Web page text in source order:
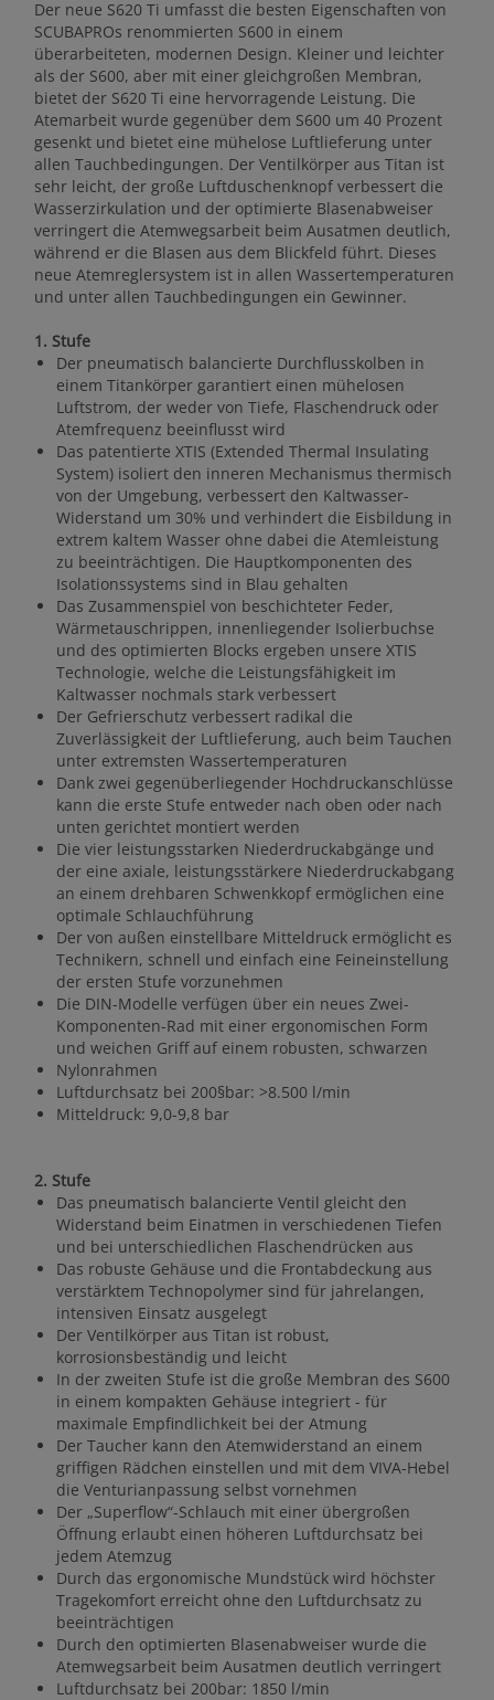
Der neue S620 Ti umfasst die besten Eigenschaften von
SCUBAPROs renommierten S600 in einem
überarbeiteten, modernen Design. Kleiner und leichter
als der S600, aber mit einer gleichgroßen Membran,
bietet der S620 Ti eine hervorragende Leistung. Die
Atemarbeit wurde gegenüber dem S600 um 40 Prozent
gesenkt und bietet eine mühelose Luftlieferung unter
allen Tauchbedingungen. Der Ventilkörper aus Titan ist
sehr leicht, der große Luftduschenknopf verbessert die
Wasserzirkulation und der optimierte Blasenabweiser
verringert die Atemwegsarbeit beim Ausatmen deutlich,
während er die Blasen aus dem Blickfeld führt. Dieses
neue Atemreglersystem ist in allen Wassertemperaturen
und unter allen Tauchbedingungen ein Gewinner.
1. Stufe
Der pneumatisch balancierte Durchflusskolben in
einem Titankörper garantiert einen mühelosen
Luftstrom, der weder von Tiefe, Flaschendruck oder
Atemfrequenz beeinflusst wird
Das patentierte XTIS (Extended Thermal Insulating
System) isoliert den inneren Mechanismus thermisch
von der Umgebung, verbessert den Kaltwasser-
Widerstand um 30% und verhindert die Eisbildung in
extrem kaltem Wasser ohne dabei die Atemleistung
zu beeinträchtigen. Die Hauptkomponenten des
Isolationssystems sind in Blau gehalten
Das Zusammenspiel von beschichteter Feder,
Wärmetauschrippen, innenliegender Isolierbuchse
und des optimierten Blocks ergeben unsere XTIS
Technologie, welche die Leistungsfähigkeit im
Kaltwasser nochmals stark verbessert
Der Gefrierschutz verbessert radikal die
Zuverlässigkeit der Luftlieferung, auch beim Tauchen
unter extremsten Wassertemperaturen
Dank zwei gegenüberliegender Hochdruckanschlüsse
kann die erste Stufe entweder nach oben oder nach
unten gerichtet montiert werden
Die vier leistungsstarken Niederdruckabgänge und
der eine axiale, leistungsstärkere Niederdruckabgang
an einem drehbaren Schwenkkopf ermöglichen eine
optimale Schlauchführung
Der von außen einstellbare Mitteldruck ermöglicht es
Technikern, schnell und einfach eine Feineinstellung
der ersten Stufe vorzunehmen
Die DIN-Modelle verfügen über ein neues Zwei-
Komponenten-Rad mit einer ergonomischen Form
und weichen Griff auf einem robusten, schwarzen
Nylonrahmen
Luftdurchsatz bei 200§bar: >8.500 l/min
Mitteldruck: 9,0-9,8 bar
2. Stufe
Das pneumatisch balancierte Ventil gleicht den
Widerstand beim Einatmen in verschiedenen Tiefen
und bei unterschiedlichen Flaschendrücken aus
Das robuste Gehäuse und die Frontabdeckung aus
verstärktem Technopolymer sind für jahrelangen,
intensiven Einsatz ausgelegt
Der Ventilkörper aus Titan ist robust,
korrosionsbeständig und leicht
In der zweiten Stufe ist die große Membran des S600
in einem kompakten Gehäuse integriert - für
maximale Empfindlichkeit bei der Atmung
Der Taucher kann den Atemwiderstand an einem
griffigen Rädchen einstellen und mit dem VIVA-Hebel
die Venturianpassung selbst vornehmen
Der „Superflow“-Schlauch mit einer übergroßen
Öffnung erlaubt einen höheren Luftdurchsatz bei
jedem Atemzug
Durch das ergonomische Mundstück wird höchster
Tragekomfort erreicht ohne den Luftdurchsatz zu
beeinträchtigen
Durch den optimierten Blasenabweiser wurde die
Atemwegsarbeit beim Ausatmen deutlich verringert
Luftdurchsatz bei 200bar: 1850 l/min